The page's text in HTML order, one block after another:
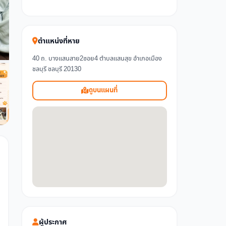
ตำแหน่งที่หาย
40 ถ. บางแสนสาย2ซอย4 ตำบลแสนสุข อำเภอเมือง
ชลบุรี ชลบุรี 20130
ดูบนแผนที่
ผู้ประกาศ